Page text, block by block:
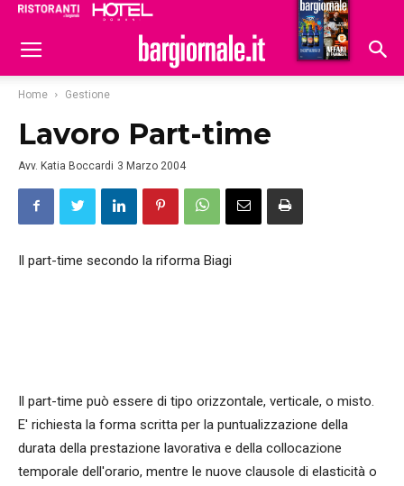
Hoteldomani
Home Gestione
Lavoro Part-time
Avv. Katia Boccardi 3 Marzo 2004
Il part-time secondo la riforma Biagi
Il part-time può essere di tipo orizzontale, verticale, o misto.
E' richiesta la forma scritta per la puntualizzazione della
durata della prestazione lavorativa e della collocazione
temporale dell'orario, mentre le nuove clausole di elasticità o